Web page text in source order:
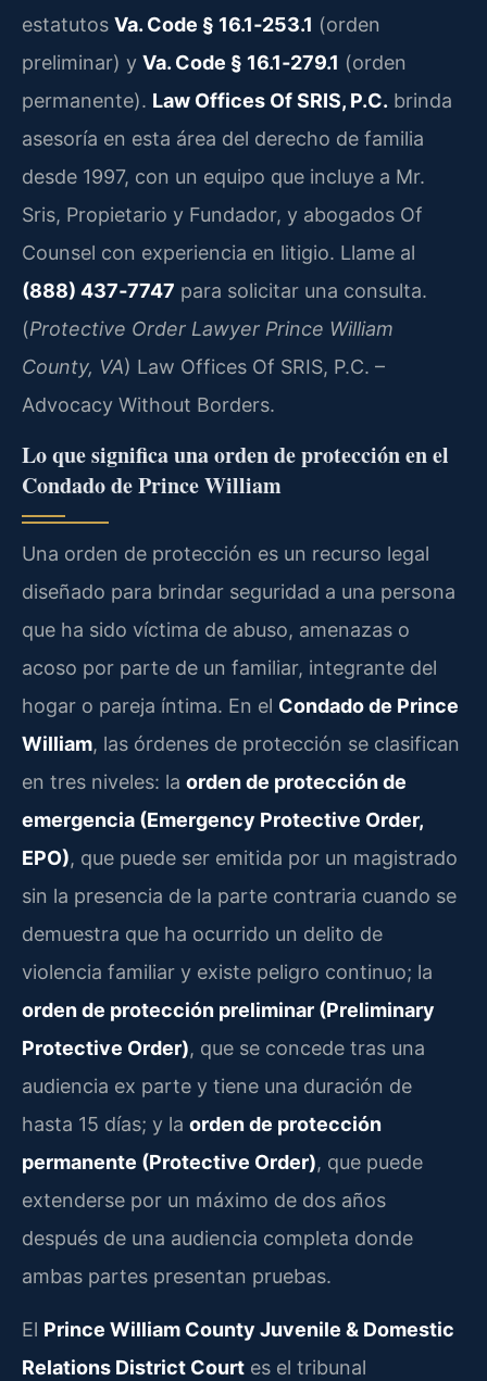
estatutos Va. Code § 16.1‑253.1 (orden
preliminar) y Va. Code § 16.1‑279.1 (orden
permanente). Law Offices Of SRIS, P.C. brinda
asesoría en esta área del derecho de familia
desde 1997, con un equipo que incluye a Mr.
Sris, Propietario y Fundador, y abogados Of
Counsel con experiencia en litigio. Llame al
(888) 437‑7747 para solicitar una consulta.
(Protective Order Lawyer Prince William
County, VA) Law Offices Of SRIS, P.C. –
Advocacy Without Borders.
Lo que significa una orden de protección en el
Condado de Prince William
Una orden de protección es un recurso legal
diseñado para brindar seguridad a una persona
que ha sido víctima de abuso, amenazas o
acoso por parte de un familiar, integrante del
hogar o pareja íntima. En el Condado de Prince
William, las órdenes de protección se clasifican
en tres niveles: la orden de protección de
emergencia (Emergency Protective Order,
EPO), que puede ser emitida por un magistrado
sin la presencia de la parte contraria cuando se
demuestra que ha ocurrido un delito de
violencia familiar y existe peligro continuo; la
orden de protección preliminar (Preliminary
Protective Order), que se concede tras una
audiencia ex parte y tiene una duración de
hasta 15 días; y la orden de protección
permanente (Protective Order), que puede
extenderse por un máximo de dos años
después de una audiencia completa donde
ambas partes presentan pruebas.
El Prince William County Juvenile & Domestic
Relations District Court es el tribunal